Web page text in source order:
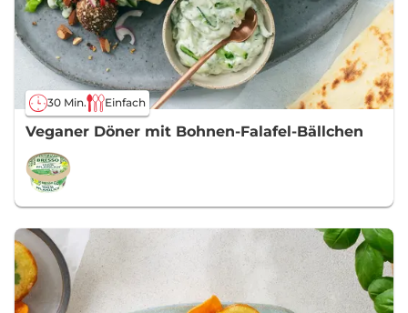
30 Min. Einfach
Veganer Döner mit Bohnen-Falafel-Bällchen